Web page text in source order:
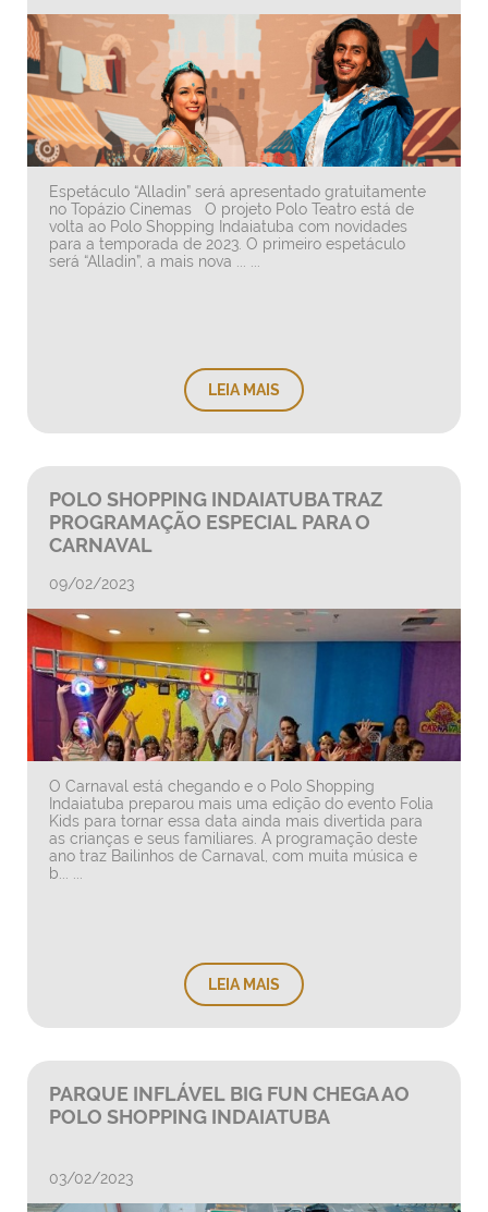
Espetáculo “Alladin” será apresentado gratuitamente
no Topázio Cinemas O projeto Polo Teatro está de
volta ao Polo Shopping Indaiatuba com novidades
para a temporada de 2023. O primeiro espetáculo
será “Alladin”, a mais nova ... ...
LEIA MAIS
POLO SHOPPING INDAIATUBA TRAZ
PROGRAMAÇÃO ESPECIAL PARA O
CARNAVAL
09/02/2023
O Carnaval está chegando e o Polo Shopping
Indaiatuba preparou mais uma edição do evento Folia
Kids para tornar essa data ainda mais divertida para
as crianças e seus familiares. A programação deste
ano traz Bailinhos de Carnaval, com muita música e
b... ...
LEIA MAIS
PARQUE INFLÁVEL BIG FUN CHEGA AO
POLO SHOPPING INDAIATUBA
03/02/2023